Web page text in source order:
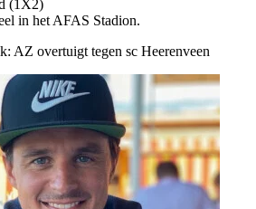
(1X2)
in het AFAS Stadion.
AZ overtuigt tegen sc Heerenveen